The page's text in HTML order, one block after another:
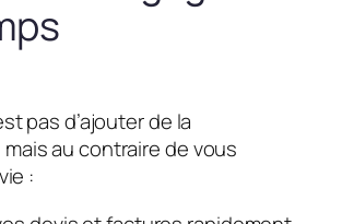
pas d’ajouter de la
au contraire de vous
: